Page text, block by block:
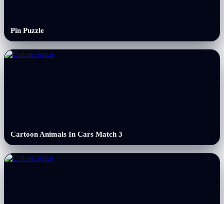
Pin Puzzle
Cartoon Animals In Cars Match 3